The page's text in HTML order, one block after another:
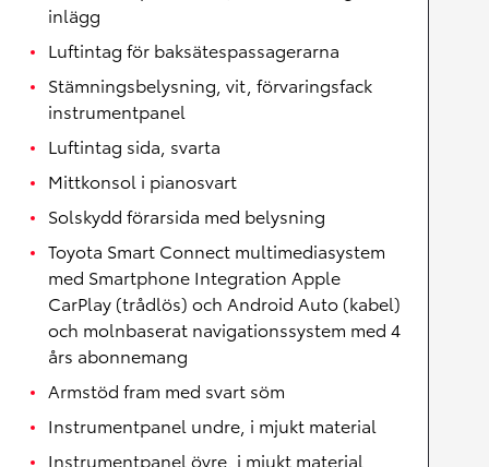
inlägg
Luftintag för baksätespassagerarna
Stämningsbelysning, vit, förvaringsfack
instrumentpanel
Luftintag sida, svarta
Mittkonsol i pianosvart
Solskydd förarsida med belysning
Toyota Smart Connect multimediasystem
med Smartphone Integration Apple
CarPlay (trådlös) och Android Auto (kabel)
och molnbaserat navigationssystem med 4
års abonnemang
Armstöd fram med svart söm
Instrumentpanel undre, i mjukt material
Instrumentpanel övre, i mjukt material